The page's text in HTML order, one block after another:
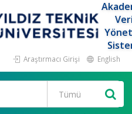
Araştırmacı Girişi English